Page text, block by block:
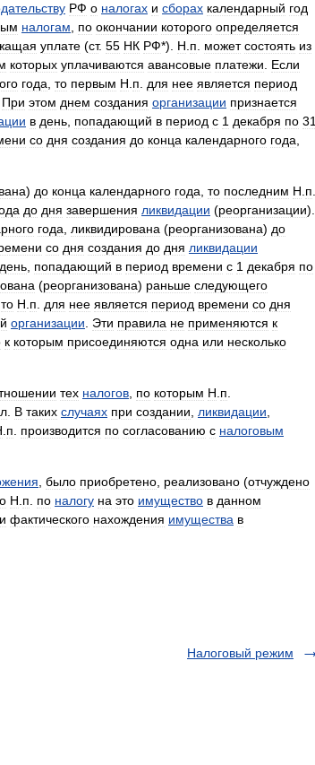
РФ о налогах и сборах календарный год
налогам по окончании которого определяется
уплате (ст. 55 НК РФ*). Н п может состоять из
которых уплачиваются авансовые платежи
Если
года то первым Н п для нее является период
При этом днем создания организации признается
в день попадающий в период с 1 декабря по 31
со дня создания до конца календарного года
) до конца календарного года то последним Н п
до дня завершения ликвидации (реорганизации).
года ликвидирована (реорганизована) до
со дня создания до дня ликвидации
день попадающий в период времени с 1 декабря по
(реорганизована) раньше следующего
то Н п для нее является период времени со дня
организации Эти правила не применяются к
к которым присоединяются одна или несколько
тех налогов по которым Н п
В таких случаях при создании ликвидации
п производится по согласованию с налоговым
было приобретено реализовано (отчуждено
Н п по налогу на это имущество в данном
фактического нахождения имущества в
Налоговый режим